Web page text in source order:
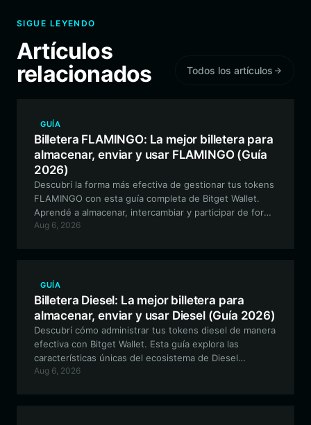
SIGUE LEYENDO
Artículos
relacionados
Todos los artículos
GUÍA
Billetera FLAMINGO: La mejor billetera para
almacenar, enviar y usar FLAMINGO (Guía
2026)
Descubrí la forma más efectiva de gestionar tus tokens
FLAMINGO con esta guía completa de Bitget Wallet.
Aprendé a almacenar, intercambiar y participar de forma
segura en las funciones experimentales del ecosistema
Aug 6, 2026
GUÍA
Billetera Diesel: La mejor billetera para
almacenar, enviar y usar Diesel (Guía 2026)
Descubrí cómo administrar tus tokens diesel de manera
efectiva con Bitget Wallet. Esta guía explora las
características únicas del ecosistema de Diesel
Powered Animals y por qué Bitget Wallet es la opción
Aug 6, 2026